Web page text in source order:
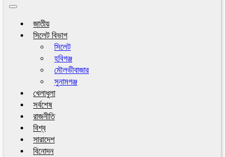
Toggle
জাতীয়
সিলেট বিভাগ
সিলেট
হবিগঞ্জ
মৌলভীবাজার
সুনামগঞ্জ
খেলাধুলা
সর্বশেষ
রাজনীতি
বিশ্ব
সারাদেশ
বিনোদন